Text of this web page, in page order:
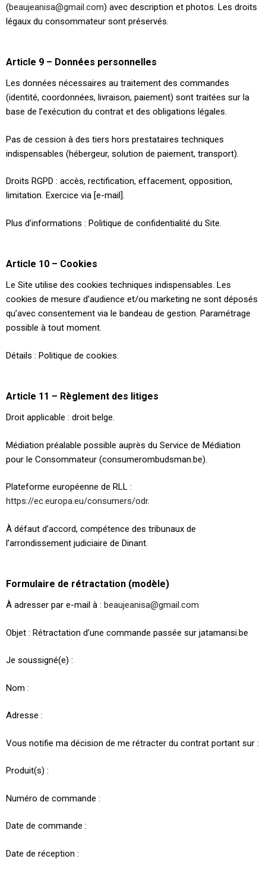
(beaujeanisa@gmail.com) avec description et photos. Les droits
légaux du consommateur sont préservés.
Article 9 – Données personnelles
Les données nécessaires au traitement des commandes
(identité, coordonnées, livraison, paiement) sont traitées sur la
base de l’exécution du contrat et des obligations légales.
Pas de cession à des tiers hors prestataires techniques
indispensables (hébergeur, solution de paiement, transport).
Droits RGPD : accès, rectification, effacement, opposition,
limitation. Exercice via [e-mail].
Plus d’informations : Politique de confidentialité du Site.
Article 10 – Cookies
Le Site utilise des cookies techniques indispensables. Les
cookies de mesure d’audience et/ou marketing ne sont déposés
qu’avec consentement via le bandeau de gestion. Paramétrage
possible à tout moment.
Détails : Politique de cookies.
Article 11 – Règlement des litiges
Droit applicable : droit belge.
Médiation préalable possible auprès du Service de Médiation
pour le Consommateur (consumerombudsman.be).
Plateforme européenne de RLL :
https://ec.europa.eu/consumers/odr.
À défaut d’accord, compétence des tribunaux de
l’arrondissement judiciaire de Dinant.
Formulaire de rétractation (modèle)
À adresser par e-mail à : beaujeanisa@gmail.com
Objet : Rétractation d’une commande passée sur jatamansi.be
Je soussigné(e) :
Nom :
Adresse :
Vous notifie ma décision de me rétracter du contrat portant sur :
Produit(s) :
Numéro de commande :
Date de commande :
Date de réception :